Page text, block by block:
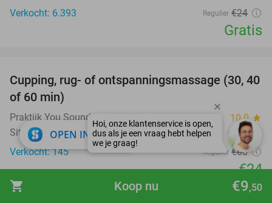
shopping_cart €9,50
Koop nu
Verkocht: 6.393
Regulier €24
Gratis
60%
Cupping, rug- of ontspanningsmassage (30, 40
of 60 min)
Praktijk You Sound 10.0 star
Sittard
Verkocht: 145
Regulier €60
€24
OPEN IN APP close